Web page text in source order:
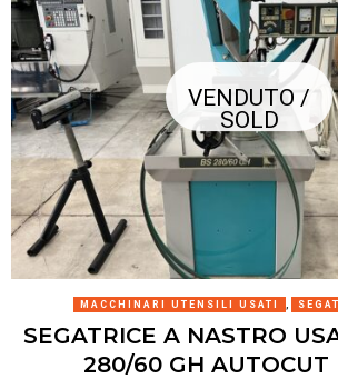
VENDUTO /
SOLD
MACCHINARI UTENSILI USATI
SEGATRICE A NASTRO
280/60 GH AUTOCUT